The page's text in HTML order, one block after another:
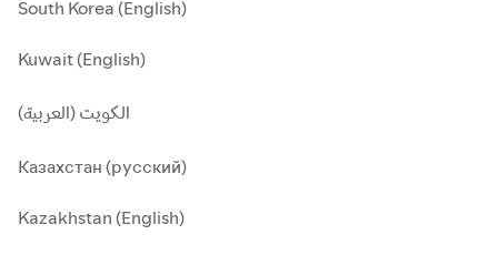
South Korea (English)
Kuwait (English)
الكويت (العربية)
Казахстан (русский)
Kazakhstan (English)